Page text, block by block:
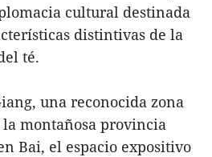
cultural destinada
distintivas de la
té.
una reconocida zona
montañosa provincia
Bai, el espacio expositivo